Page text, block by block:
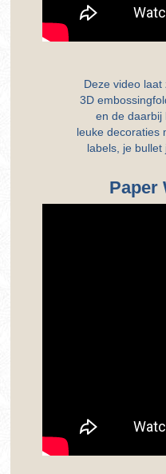
Deze video
3D
en de daarbij
leuke decoraties
labels, je bullet
Paper